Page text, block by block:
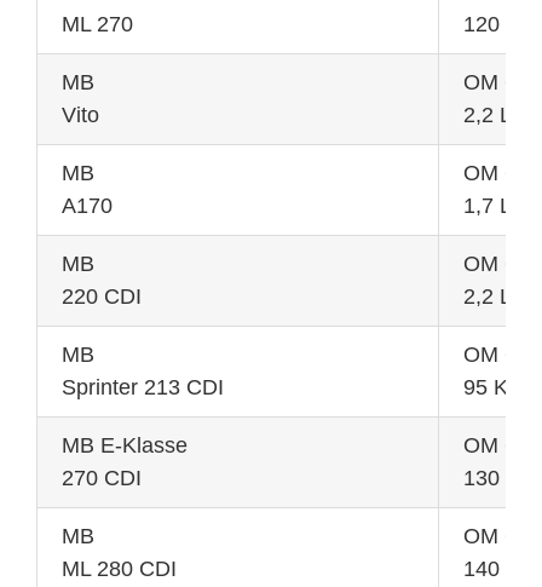
ML 270
120 KW
MB
Vito
OM
2,2 L
MB
A170
OM
1,7 L
MB
220 CDI
OM
2,2 L
MB
Sprinter 213 CDI
OM
95 KW
MB E-Klasse
270 CDI
OM
130 KW
MB
ML 280 CDI
OM
140 KW